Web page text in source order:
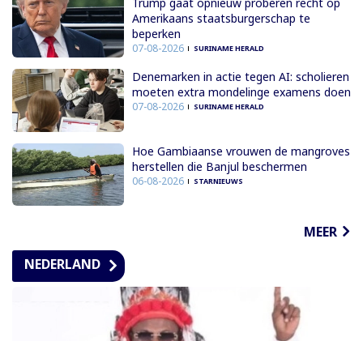
Amerikaans staatsburgerschap te
beperken
07-08-2026 SURINAME HERALD
Denemarken in actie tegen AI: scholieren
moeten extra mondelinge examens doen
07-08-2026 SURINAME HERALD
Hoe Gambiaanse vrouwen de mangroves
herstellen die Banjul beschermen
06-08-2026 STARNIEUWS
MEER
NEDERLAND